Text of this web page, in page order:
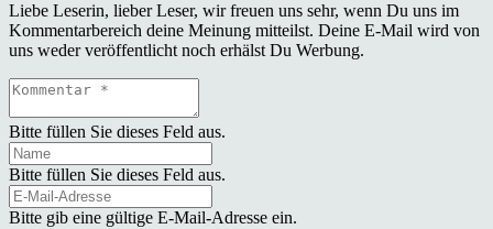
Liebe Leserin, lieber Leser, wir freuen uns sehr, wenn Du uns im
Kommentarbereich deine Meinung mitteilst. Deine E-Mail wird von
uns weder veröffentlicht noch erhälst Du Werbung.
Bitte füllen Sie dieses Feld aus.
Bitte füllen Sie dieses Feld aus.
Bitte gib eine gültige E-Mail-Adresse ein.